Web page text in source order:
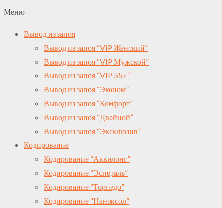
Меню
Вывод из запоя
Вывод из запоя “VIP Женский”
Вывод из запоя “VIP Мужской”
Вывод из запоя “VIP 55+”
Вывод из запоя “Эконом”
Вывод из запоя “Комфорт”
Вывод из запоя “Двойной”
Вывод из запоя “Эксклюзив”
Кодирование
Кодирование “Аквилонг”
Кодирование “Эспераль”
Кодирование “Торпедо”
Кодирование “Наноксол”